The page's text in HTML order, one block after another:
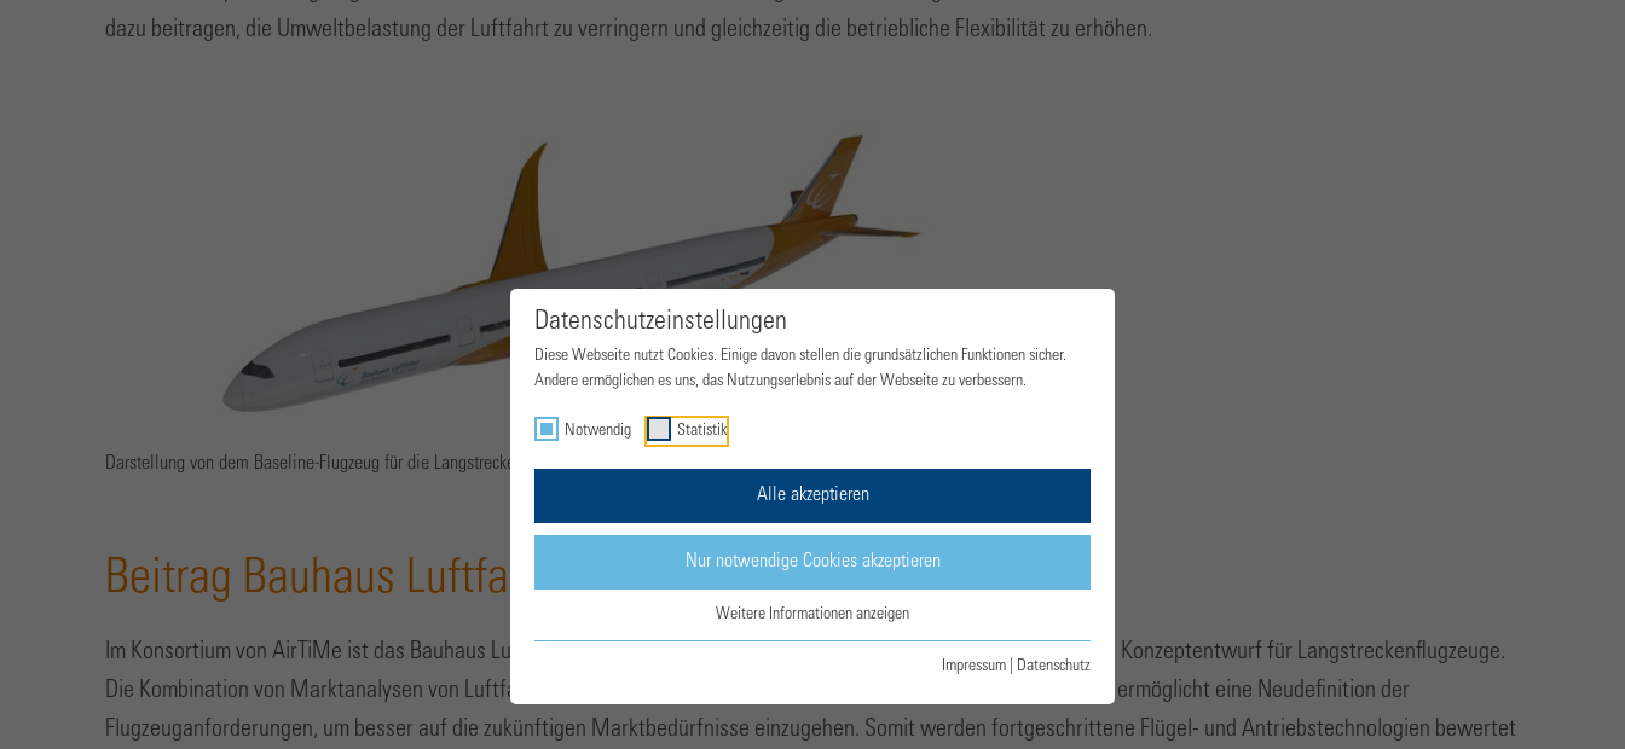
dazu beitragen, die Umweltbelastung der Luftfahrt zu verringern und gleichzeitig die betriebliche Flexibilität zu erhöhen.
Darstellung von dem Baseline-Flugzeug für die Langstrecke
Beitrag Bauhaus Luftfahrt
Im Konsortium von AirTiMe ist das Bauhaus Luftfahrt verantwortlich für die Analyse zukünftiger Nachfrage und den Konzeptentwurf für Langstreckenflugzeuge.
Die Kombination von Marktanalysen von Luftfahrtnachfrage mit den vom DLR bereitgestellten globalen Klimadaten ermöglicht eine Neudefinition der
Flugzeuganforderungen, um besser auf die zukünftigen Marktbedürfnisse einzugehen. Somit werden fortgeschrittene Flügel- und Antriebstechnologien bewertet
Datenschutzeinstellungen
Diese Webseite nutzt Cookies. Einige davon stellen die grundsätzlichen Funktionen sicher.
Andere ermöglichen es uns, das Nutzungserlebnis auf der Webseite zu verbessern.
Notwendig Statistik
Alle akzeptieren
Nur notwendige Cookies akzeptieren
Weitere Informationen anzeigen
Impressum Datenschutz